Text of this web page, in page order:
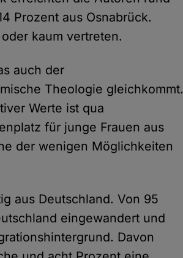
Prozent aus Osnabrück.
kaum vertreten.
auch der
Theologie gleichkommt.
Werte ist qua
für junge Frauen aus
der wenigen Möglichkeiten
aus Deutschland. Von 95
eingewandert und
Davon